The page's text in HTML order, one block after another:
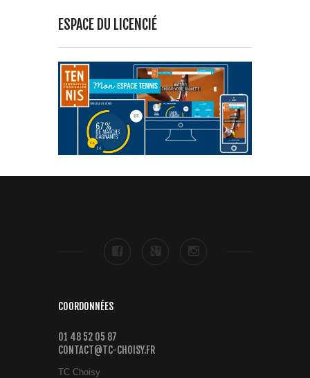
ESPACE DU LICENCIÉ
COORDONNÉES
01 48 52 05 87
CONTACT@TC-CHOISY.FR
TC Choisy